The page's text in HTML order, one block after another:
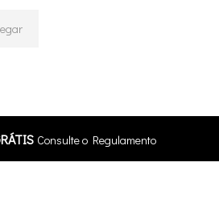
Consulte o Regulamento